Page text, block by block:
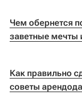
Чем обернется
заветные мечты
Как правильно
советы